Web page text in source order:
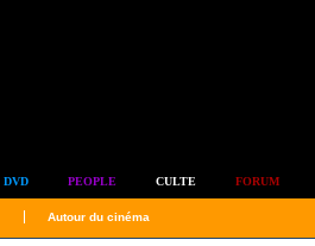
DVD PEOPLE CULTE FORUM
Autour du cinéma